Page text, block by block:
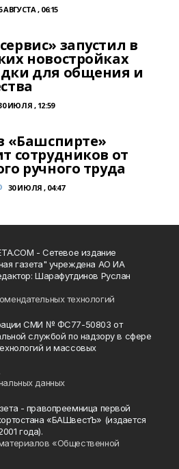
АВГУСТА , 06:15
запустил в
новостройках
для общения и
ИЮЛЯ , 12:59
«Башспирте»
сотрудников от
ручного труда
30 ИЮЛЯ , 04:47
- Сетевое издание
газета" учреждена АО ИА
Шарафутдинов Руслан
технологий
СМИ № ФС77-50803 от
службой по надзору в сфере
и массовых
данных
- правопреемница первой
«БАШвестЪ» (издается
года).
«Общественной